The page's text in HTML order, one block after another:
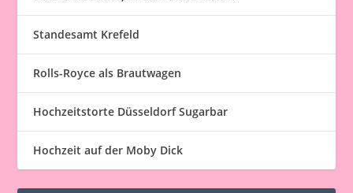
Standesamt Krefeld
Rolls-Royce als Brautwagen
Hochzeitstorte Düsseldorf Sugarbar
Hochzeit auf der Moby Dick